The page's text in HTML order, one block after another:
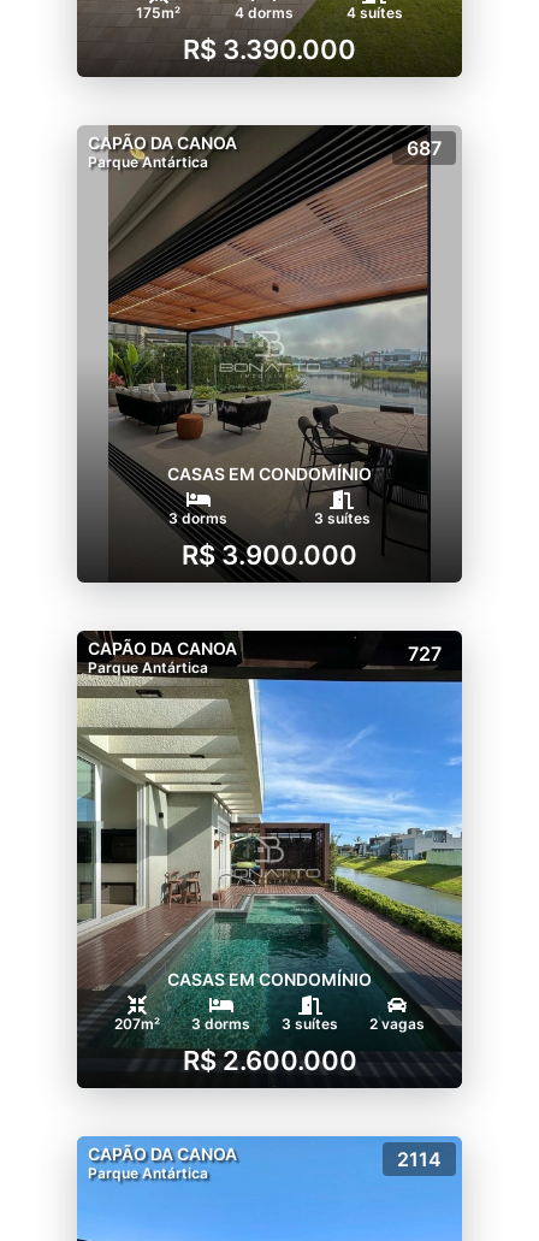
175m² 4 dorms 4 suítes
R$ 3.390.000
CAPÃO DA CANOA
Parque Antártica
687
CASAS EM CONDOMÍNIO
3 dorms 3 suítes
R$ 3.900.000
CAPÃO DA CANOA
Parque Antártica
727
CASAS EM CONDOMÍNIO
207m² 3 dorms 3 suítes 2 vagas
R$ 2.600.000
CAPÃO DA CANOA
Parque Antártica
2114